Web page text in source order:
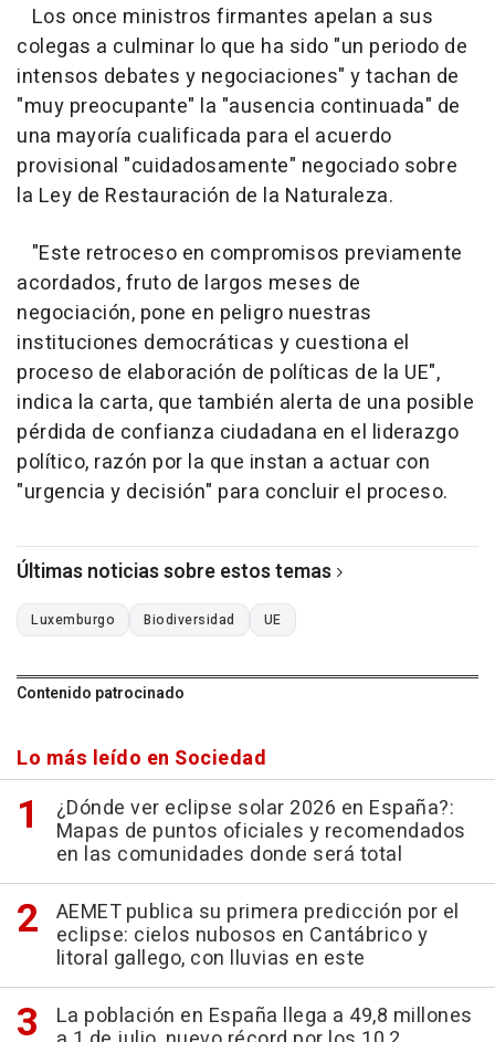
Los once ministros firmantes apelan a sus
colegas a culminar lo que ha sido "un periodo de
intensos debates y negociaciones" y tachan de
"muy preocupante" la "ausencia continuada" de
una mayoría cualificada para el acuerdo
provisional "cuidadosamente" negociado sobre
la Ley de Restauración de la Naturaleza.
"Este retroceso en compromisos previamente
acordados, fruto de largos meses de
negociación, pone en peligro nuestras
instituciones democráticas y cuestiona el
proceso de elaboración de políticas de la UE",
indica la carta, que también alerta de una posible
pérdida de confianza ciudadana en el liderazgo
político, razón por la que instan a actuar con
"urgencia y decisión" para concluir el proceso.
Últimas noticias sobre estos temas
Luxemburgo Biodiversidad UE
Contenido patrocinado
Lo más leído en Sociedad
¿Dónde ver eclipse solar 2026 en España?:
Mapas de puntos oficiales y recomendados
en las comunidades donde será total
AEMET publica su primera predicción por el
eclipse: cielos nubosos en Cantábrico y
litoral gallego, con lluvias en este
La población en España llega a 49,8 millones